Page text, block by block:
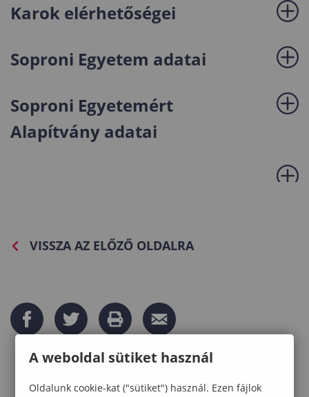
Karok elérhetőségei
Soproni Egyetem adatai
Soproni Egyetemért
Alapítvány adatai
VISSZA AZ ELŐZŐ OLDALRA
A weboldal sütiket használ
Oldalunk cookie-kat ("sütiket") használ. Ezen fájlok